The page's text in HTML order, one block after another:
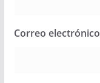
Correo electrónico